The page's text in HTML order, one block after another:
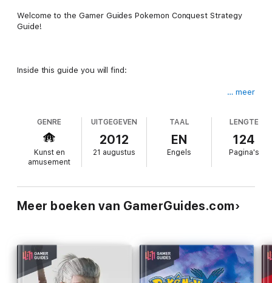
Welcome to the Gamer Guides Pokemon Conquest Strategy
Guide!
Inside this guide you will find:
- Sure-fire tactics on how to recruit the very best Trainers in
the game.
- How to amass a mountain of in-game cash to spend on the
best armor, potions and upgrades.
style and ease.
… meer
GENRE
Kunst en
amusement
UITGEGEVEN
2012
21 augustus
TAAL
EN
Engels
LENGTE
124
Pagina's
Meer boeken van GamerGuides.com